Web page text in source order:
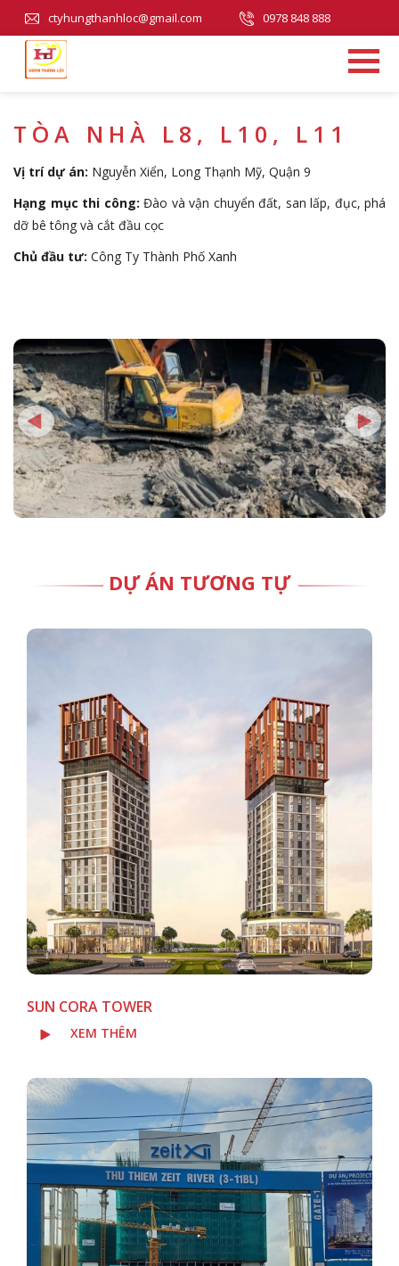
ctyhungthanhloc@gmail.com 0978 848 888
TÒA NHÀ L8, L10, L11
Vị trí dự án: Nguyễn Xiển, Long Thạnh Mỹ, Quận 9
Hạng mục thi công: Đào và vận chuyển đất, san lấp, đục, phá
dỡ bê tông và cắt đầu cọc
Chủ đầu tư: Công Ty Thành Phố Xanh
DỰ ÁN TƯƠNG TỰ
SUN CORA TOWER
XEM THÊM